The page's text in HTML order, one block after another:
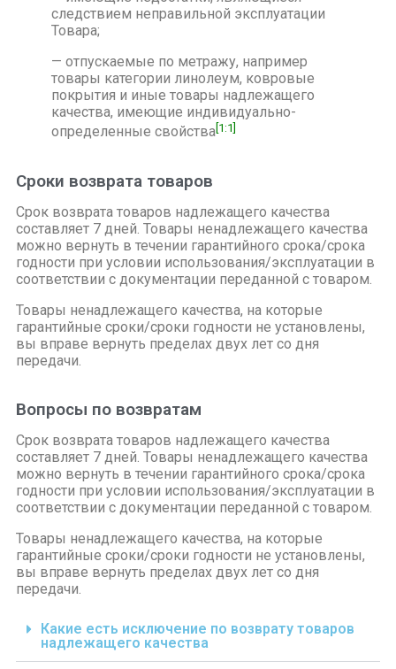
следствием неправильной эксплуатации
Товара;
— отпускаемые по метражу, например
товары категории линолеум, ковровые
покрытия и иные товары надлежащего
качества, имеющие индивидуально-
определенные свойства[1:1]
Сроки возврата товаров
Срок возврата товаров надлежащего качества
составляет 7 дней. Товары ненадлежащего качества
можно вернуть в течении гарантийного срока/срока
годности при условии использования/эксплуатации в
соответствии с документации переданной с товаром.
Товары ненадлежащего качества, на которые
гарантийные сроки/сроки годности не установлены,
вы вправе вернуть пределах двух лет со дня
передачи.
Вопросы по возвратам
Срок возврата товаров надлежащего качества
составляет 7 дней. Товары ненадлежащего качества
можно вернуть в течении гарантийного срока/срока
годности при условии использования/эксплуатации в
соответствии с документации переданной с товаром.
Товары ненадлежащего качества, на которые
гарантийные сроки/сроки годности не установлены,
вы вправе вернуть пределах двух лет со дня
передачи.
Какие есть исключение по возврату товаров
надлежащего качества